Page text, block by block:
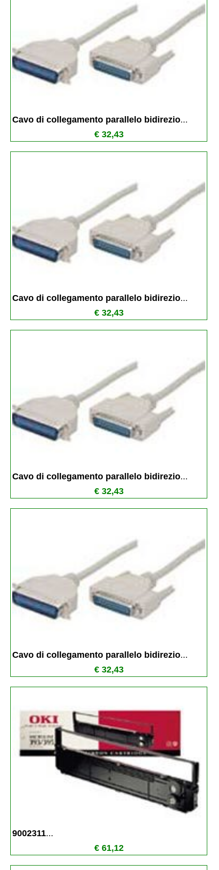
Cavo di collegamento parallelo bidirezio...
€ 32,43
Cavo di collegamento parallelo bidirezio...
€ 32,43
Cavo di collegamento parallelo bidirezio...
€ 32,43
Cavo di collegamento parallelo bidirezio...
€ 32,43
9002311...
€ 61,12